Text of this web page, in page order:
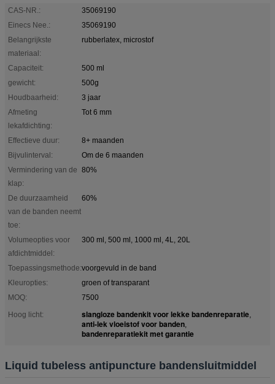
CAS-NR.:
35069190
Einecs Nee.:
35069190
Belangrijkste
materiaal:
rubberlatex, microstof
Capaciteit:
500 ml
gewicht:
500g
Houdbaarheid:
3 jaar
Afmeting
lekafdichting:
Tot 6 mm
Effectieve duur:
8+ maanden
Bijvulinterval:
Om de 6 maanden
Vermindering van de
klap:
80%
De duurzaamheid
van de banden neemt
toe:
60%
Volumeopties voor
afdichtmiddel:
300 ml, 500 ml, 1000 ml, 4L, 20L
Toepassingsmethode:voorgevuld in de band
Kleuropties:
groen of transparant
MOQ:
7500
Hoog licht:
slangloze bandenkit voor lekke bandenreparatie,
anti-lek vloeistof voor banden,
bandenreparatiekit met garantie
Liquid tubeless antipuncture bandensluitmiddel